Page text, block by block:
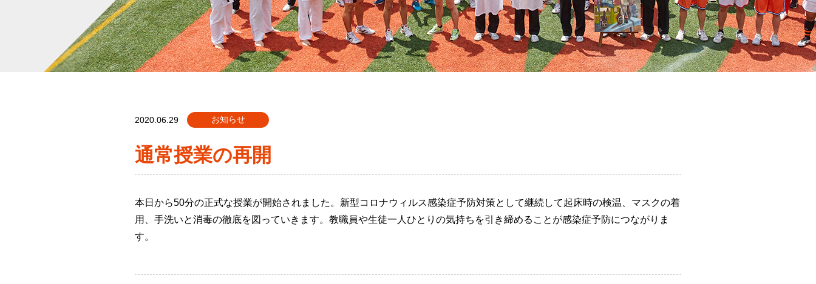
2020.06.29 お知らせ
通常授業の再開
本日から50分の正式な授業が開始されました。新型コロナウィルス感染症予防対策として継続して起床時の検温、マスクの着
用、手洗いと消毒の徹底を図っていきます。教職員や生徒一人ひとりの気持ちを引き締めることが感染症予防につながりま
す。